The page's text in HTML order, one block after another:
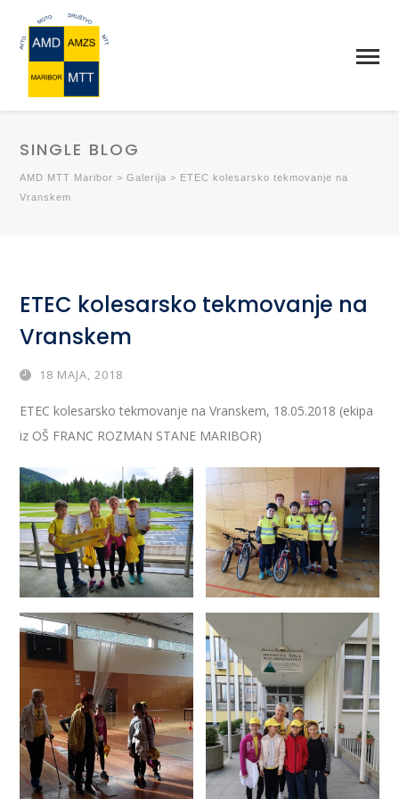
SINGLE BLOG
AMD MTT Maribor >Galerija > ETEC kolesarsko tekmovanje na
Vranskem
ETEC kolesarsko tekmovanje na
Vranskem
18 MAJA, 2018
ETEC kolesarsko tekmovanje na Vranskem, 18.05.2018 (ekipa
iz OŠ FRANC ROZMAN STANE MARIBOR)